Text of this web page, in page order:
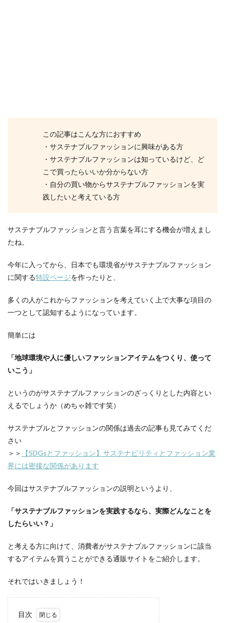
この記事はこんな方におすすめ
・サステナブルファッションに興味がある方
・サステナブルファッションは知っているけど、ど
こで買ったらいいか分からない方
・自分の買い物からサステナブルファッションを実
践したいと考えている方
サステナブルファッションと言う言葉を耳にする機会が増えまし
たね。
今年に入ってから、日本でも環境省がサステナブルファッション
に関する特設ページを作ったりと、
多くの人がこれからファッションを考えていく上で大事な項目の
一つとして認知するようになっています。
簡単には
「地球環境や人に優しいファッションアイテムをつくり、使って
いこう」
というのがサステナブルファッションのざっくりとした内容とい
えるでしょうか（めちゃ雑です笑）
サステナブルとファッションの関係は過去の記事も見てみてくだ
さい
＞＞
【SDGsとファッション】サステナビリティとファッション業
界には密接な関係があります
今回はサステナブルファッションの説明というより、
「サステナブルファッションを実践するなら、実際どんなことを
したらいい？」
と考える方に向けて、消費者がサステナブルファッションに該当
するアイテムを買うことができる通販サイトをご紹介します。
それではいきましょう！
目次